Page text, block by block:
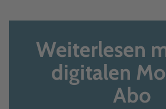
Weiterlesen
digitalen
Abo